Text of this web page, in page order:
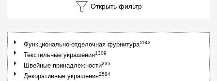
Открыть фильтр
Функционально-отделочная фурнитура1143
Текстильные украшения1309
Швейные принадлежности235
Декоративные украшения2584